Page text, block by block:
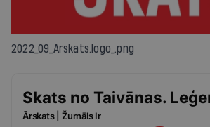
2022_09_Arskats.logo_.png